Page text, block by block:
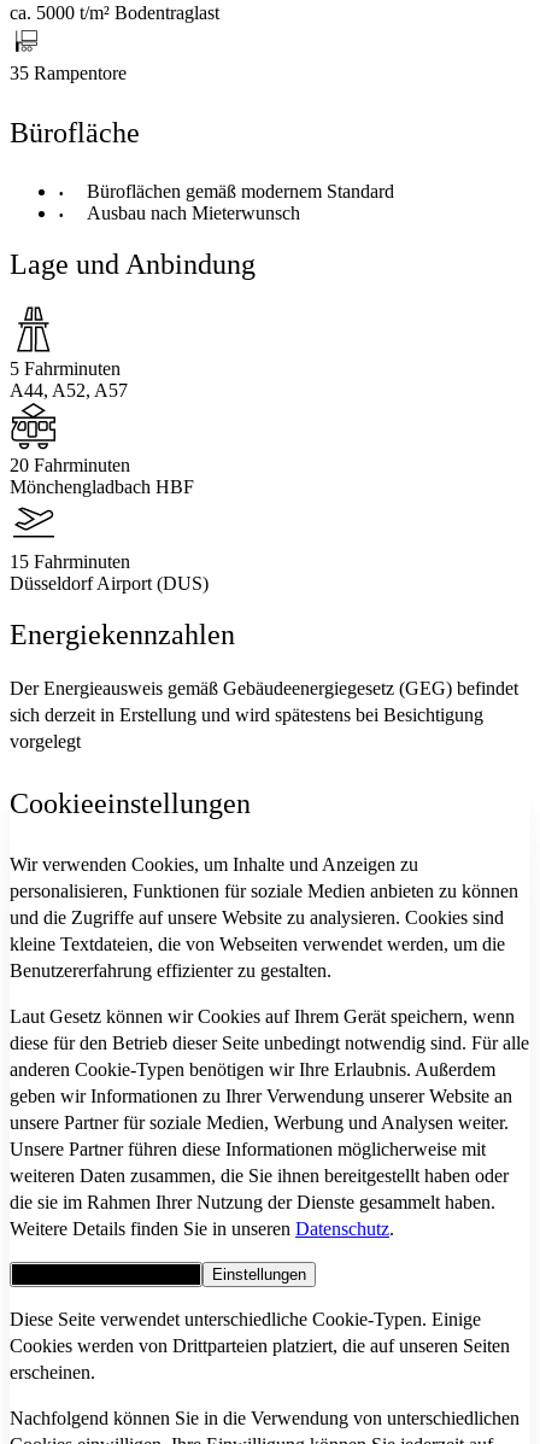
ca. 5000 t/m² Bodentraglast
35 Rampentore
Bürofläche
Büroflächen gemäß modernem Standard
Ausbau nach Mieterwunsch
Lage und Anbindung
5 Fahrminuten
A44, A52, A57
20 Fahrminuten
Mönchengladbach HBF
15 Fahrminuten
Düsseldorf Airport (DUS)
Energiekennzahlen
Der Energieausweis gemäß Gebäudeenergiegesetz (GEG) befindet
sich derzeit in Erstellung und wird spätestens bei Besichtigung
vorgelegt
Cookieeinstellungen
Wir verwenden Cookies, um Inhalte und Anzeigen zu
personalisieren, Funktionen für soziale Medien anbieten zu können
und die Zugriffe auf unsere Website zu analysieren. Cookies sind
kleine Textdateien, die von Webseiten verwendet werden, um die
Benutzererfahrung effizienter zu gestalten.
Laut Gesetz können wir Cookies auf Ihrem Gerät speichern, wenn
diese für den Betrieb dieser Seite unbedingt notwendig sind. Für alle
anderen Cookie-Typen benötigen wir Ihre Erlaubnis. Außerdem
geben wir Informationen zu Ihrer Verwendung unserer Website an
unsere Partner für soziale Medien, Werbung und Analysen weiter.
Unsere Partner führen diese Informationen möglicherweise mit
weiteren Daten zusammen, die Sie ihnen bereitgestellt haben oder
die sie im Rahmen Ihrer Nutzung der Dienste gesammelt haben.
Weitere Details finden Sie in unseren Datenschutz.
Einstellungen
Diese Seite verwendet unterschiedliche Cookie-Typen. Einige
Cookies werden von Drittparteien platziert, die auf unseren Seiten
erscheinen.
Nachfolgend können Sie in die Verwendung von unterschiedlichen